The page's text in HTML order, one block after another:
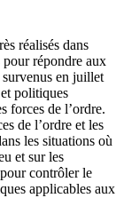
réalisés dans
pour répondre aux
en juillet
politiques
forces de l’ordre.
de l’ordre et les
les situations où
et sur les
contrôler le
applicables aux